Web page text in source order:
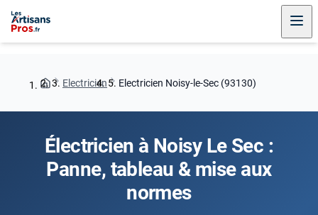
Electricien Electricien Noisy-le-Sec (93130)
Électricien à Noisy Le Sec :
Panne, tableau & mise aux
normes